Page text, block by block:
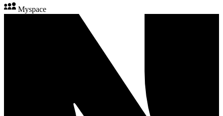
Myspace